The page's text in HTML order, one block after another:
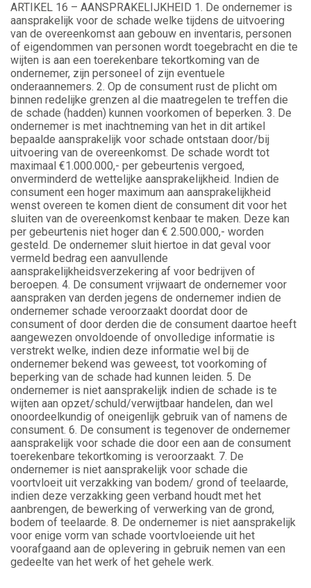
ARTIKEL 16 – AANSPRAKELIJKHEID 1. De ondernemer is
aansprakelijk voor de schade welke tijdens de uitvoering
van de overeenkomst aan gebouw en inventaris, personen
of eigendommen van personen wordt toegebracht en die te
wijten is aan een toerekenbare tekortkoming van de
ondernemer, zijn personeel of zijn eventuele
onderaannemers. 2. Op de consument rust de plicht om
binnen redelijke grenzen al die maatregelen te treffen die
de schade (hadden) kunnen voorkomen of beperken. 3. De
ondernemer is met inachtneming van het in dit artikel
bepaalde aansprakelijk voor schade ontstaan door/bij
uitvoering van de overeenkomst. De schade wordt tot
maximaal €1.000.000,- per gebeurtenis vergoed,
onverminderd de wettelijke aansprakelijkheid. Indien de
consument een hoger maximum aan aansprakelijkheid
wenst overeen te komen dient de consument dit voor het
sluiten van de overeenkomst kenbaar te maken. Deze kan
per gebeurtenis niet hoger dan € 2.500.000,- worden
gesteld. De ondernemer sluit hiertoe in dat geval voor
vermeld bedrag een aanvullende
aansprakelijkheidsverzekering af voor bedrijven of
beroepen. 4. De consument vrijwaart de ondernemer voor
aanspraken van derden jegens de ondernemer indien de
ondernemer schade veroorzaakt doordat door de
consument of door derden die de consument daartoe heeft
aangewezen onvoldoende of onvolledige informatie is
verstrekt welke, indien deze informatie wel bij de
ondernemer bekend was geweest, tot voorkoming of
beperking van de schade had kunnen leiden. 5. De
ondernemer is niet aansprakelijk indien de schade is te
wijten aan opzet/schuld/verwijtbaar handelen, dan wel
onoordeelkundig of oneigenlijk gebruik van of namens de
consument. 6. De consument is tegenover de ondernemer
aansprakelijk voor schade die door een aan de consument
toerekenbare tekortkoming is veroorzaakt. 7. De
ondernemer is niet aansprakelijk voor schade die
voortvloeit uit verzakking van bodem/ grond of teelaarde,
indien deze verzakking geen verband houdt met het
aanbrengen, de bewerking of verwerking van de grond,
bodem of teelaarde. 8. De ondernemer is niet aansprakelijk
voor enige vorm van schade voortvloeiende uit het
voorafgaand aan de oplevering in gebruik nemen van een
gedeelte van het werk of het gehele werk.